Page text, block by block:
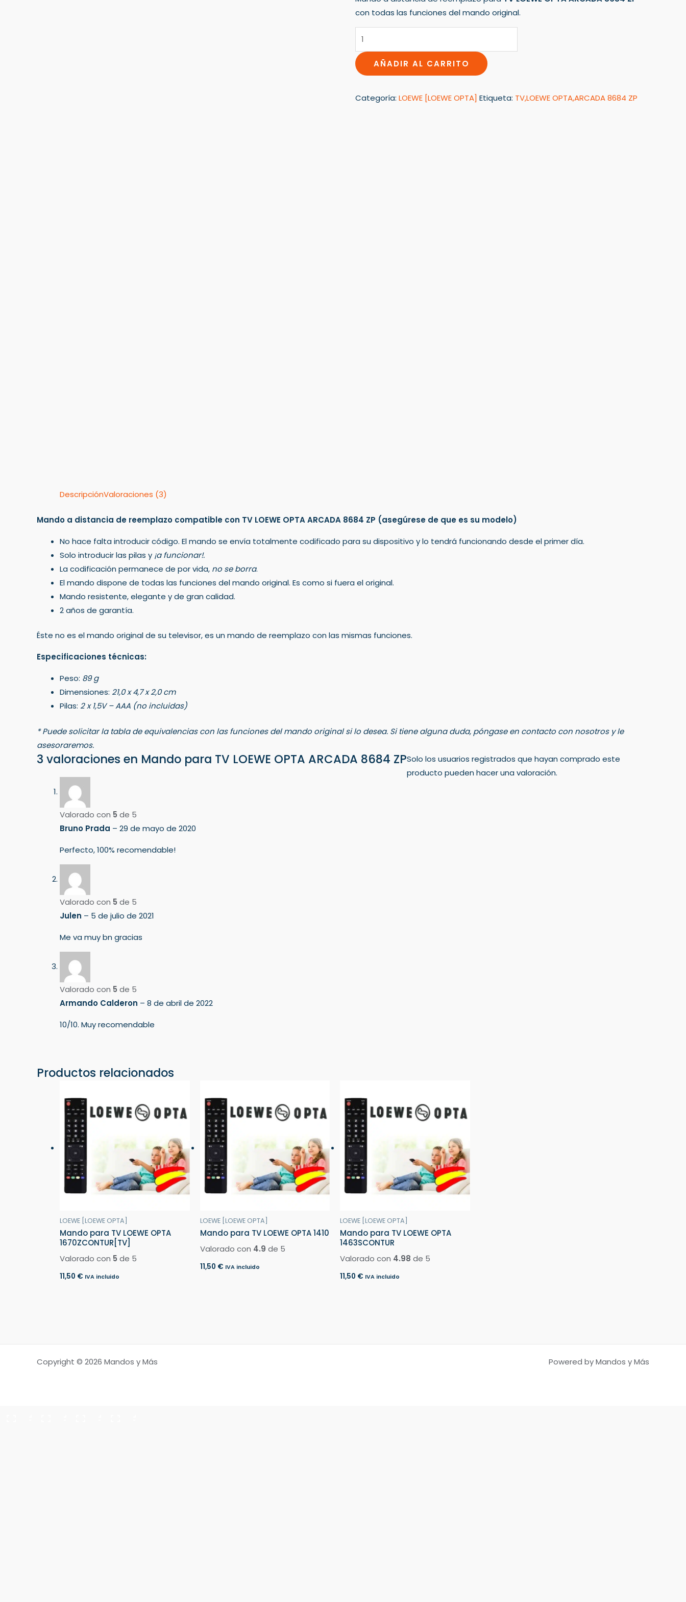
con todas las funciones del mando original.
AÑADIR AL CARRITO
Categoría: LOEWE [LOEWE OPTA] Etiqueta: TV,LOEWE OPTA,ARCADA 8684 ZP
DescripciónValoraciones (3)
Mando a distancia de reemplazo compatible con TV LOEWE OPTA ARCADA 8684 ZP (asegúrese de que es su modelo)
No hace falta introducir código. El mando se envía totalmente codificado para su dispositivo y lo tendrá funcionando desde el primer día.
Solo introducir las pilas y ¡a funcionar!.
La codificación permanece de por vida, no se borra.
El mando dispone de todas las funciones del mando original. Es como si fuera el original.
Mando resistente, elegante y de gran calidad.
2 años de garantía.
Éste no es el mando original de su televisor, es un mando de reemplazo con las mismas funciones.
Especificaciones técnicas:
Peso: 89 g
Dimensiones: 21,0 x 4,7 x 2,0 cm
Pilas: 2 x 1,5V – AAA (no incluidas)
* Puede solicitar la tabla de equivalencias con las funciones del mando original si lo desea. Si tiene alguna duda, póngase en contacto con nosotros y le
asesoraremos.
3 valoraciones en Mando para TV LOEWE OPTA ARCADA 8684 ZP
Valorado con 5 de 5
Bruno Prada – 29 de mayo de 2020
Perfecto, 100% recomendable!
Valorado con 5 de 5
Julen – 5 de julio de 2021
Me va muy bn gracias
Valorado con 5 de 5
Armando Calderon – 8 de abril de 2022
10/10. Muy recomendable
Solo los usuarios registrados que hayan comprado este
producto pueden hacer una valoración.
Productos relacionados
LOEWE [LOEWE OPTA]
Mando para TV LOEWE OPTA
1670ZCONTUR[TV]
Valorado con 5 de 5
11,50 € IVA incluido
LOEWE [LOEWE OPTA]
Mando para TV LOEWE OPTA 1410
Valorado con 4.9 de 5
11,50 € IVA incluido
LOEWE [LOEWE OPTA]
Mando para TV LOEWE OPTA
1463SCONTUR
Valorado con 4.98 de 5
11,50 € IVA incluido
Copyright © 2026 Mandos y Más Powered by Mandos y Más